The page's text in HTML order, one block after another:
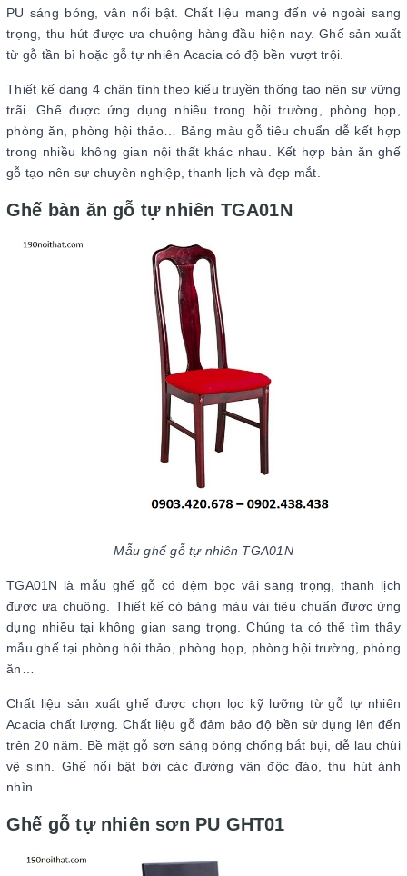
PU sáng bóng, vân nổi bật. Chất liệu mang đến vẻ ngoài sang
trọng, thu hút được ưa chuộng hàng đầu hiện nay. Ghế sản xuất
từ gỗ tần bì hoặc gỗ tự nhiên Acacia có độ bền vượt trội.
Thiết kế dạng 4 chân tĩnh theo kiểu truyền thống tạo nên sự vững
trãi. Ghế được ứng dụng nhiều trong hội trường, phòng họp,
phòng ăn, phòng hội thảo… Bảng màu gỗ tiêu chuẩn dễ kết hợp
trong nhiều không gian nội thất khác nhau. Kết hợp bàn ăn ghế
gỗ tạo nên sự chuyên nghiệp, thanh lịch và đẹp mắt.
Ghế bàn ăn gỗ tự nhiên TGA01N
Mẫu ghế gỗ tự nhiên TGA01N
TGA01N là mẫu ghế gỗ có đệm bọc vải sang trọng, thanh lịch
được ưa chuộng. Thiết kế có bảng màu vải tiêu chuẩn được ứng
dụng nhiều tại không gian sang trọng. Chúng ta có thể tìm thấy
mẫu ghế tại phòng hội thảo, phòng họp, phòng hội trường, phòng
ăn…
Chất liệu sản xuất ghế được chọn lọc kỹ lưỡng từ gỗ tự nhiên
Acacia chất lượng. Chất liệu gỗ đảm bảo độ bền sử dụng lên đến
trên 20 năm. Bề mặt gỗ sơn sáng bóng chống bắt bụi, dễ lau chùi
vệ sinh. Ghế nổi bật bởi các đường vân độc đáo, thu hút ánh
nhìn.
Ghế gỗ tự nhiên sơn PU GHT01